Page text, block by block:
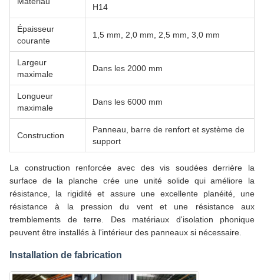
H14
Épaisseur
courante
1,5 mm, 2,0 mm, 2,5 mm, 3,0 mm
Largeur
maximale
Dans les 2000 mm
Longueur
maximale
Dans les 6000 mm
Construction
Panneau, barre de renfort et système de
support
La construction renforcée avec des vis soudées derrière la
surface de la planche crée une unité solide qui améliore la
résistance, la rigidité et assure une excellente planéité, une
résistance à la pression du vent et une résistance aux
tremblements de terre. Des matériaux d'isolation phonique
peuvent être installés à l'intérieur des panneaux si nécessaire.
Installation de fabrication